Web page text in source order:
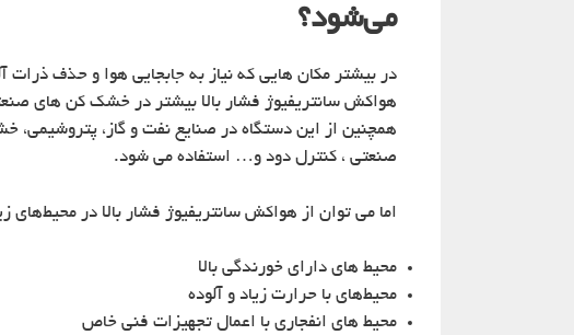
می‌شود؟
در بیشتر مکان هایی که نیاز به جابجایی هوا و حذف ذرات
هواکش سانتریفیوژ فشار بالا بیشتر در خشک کن های
همچنین از این دستگاه در صنایع نفت و گاز،
صنعتی ، کنترل دود و… استفاده می شود.
اما می توان از هواکش سانتریفیوژ فشار بالا در محیط‌های
محیط های دارای خورندگی بالا
محیط‌های با حرارت زیاد و آلوده
محیط های انفجاری با اعمال تجهیزات فنی خاص